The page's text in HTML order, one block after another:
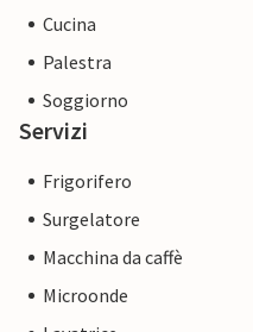
Cucina
Palestra
Soggiorno
Servizi
Frigorifero
Surgelatore
Macchina da caffè
Microonde